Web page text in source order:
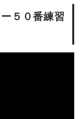
５０番練習